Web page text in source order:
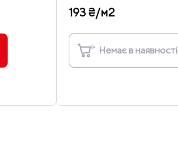
193 ₴/м2
Немає в наявності